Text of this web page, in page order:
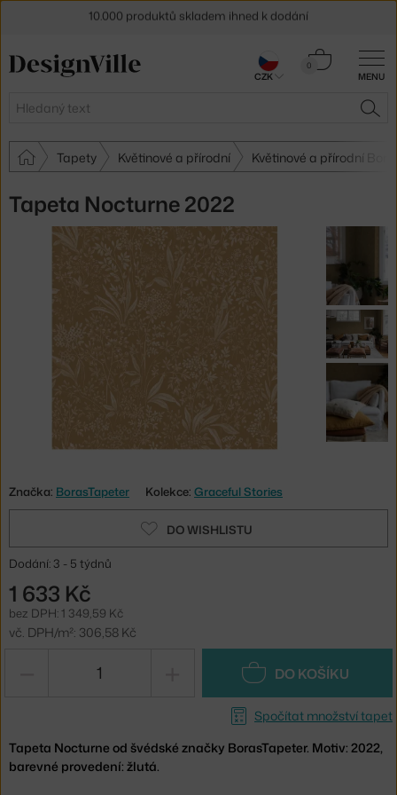
MENU
Hledat
0
Košík
Tapety Květinové a přírodní Květinové a přírodní
Tapeta Nocturne 2022
Značka: BorasTapeter Kolekce: Graceful Stories
DO WISHLISTU
Dodání: 3 - 5 týdnů
1 633 Kč
bez DPH: 1 349,59 Kč
vč. DPH/m²: 306,58 Kč
DO KOŠÍKU
Spočítat množství tapet
Tapeta Nocturne od švédské značky BorasTapeter. Motiv: 2022,
barevné provedení: žlutá.
30 dní na vrácení zbožíCZK